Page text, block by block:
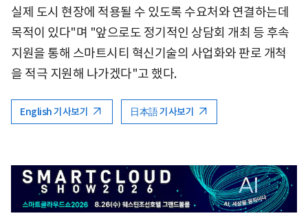
실제 도시 현장에 적용될 수 있도록 수요처와 연결하는데
목적이 있다"며 "앞으로도 정기적인 상담회 개최 등 후속
지원을 통해 스마트시티 혁신기술의 사업화와 판로 개척
을 적극 지원해 나가겠다"고 했다.
English 기사보기 日本語 기사보기